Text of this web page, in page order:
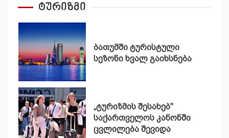
ტურიზმი
ბათუმში ტურისტული
სეზონი ხვალ გაიხსნება
„ტურიზმის შესახებ"
საქართველოს კანონში
ცვლილება შევიდა